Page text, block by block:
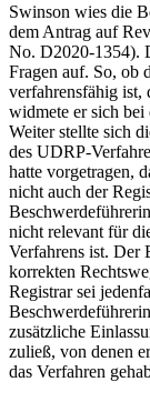
Swinson wies die
dem Antrag auf
No. D2020-1354).
Fragen auf. So, ob
verfahrensfähig ist,
widmete er sich bei
Weiter stellte sich
des UDRP-
hatte vorgetragen,
nicht auch der
nicht relevant für
Verfahrens ist. Der
korrekten
Registrar sei
zusätzliche
zuließ, von denen
das Verfahren